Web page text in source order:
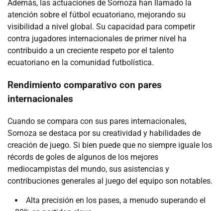
Además, las actuaciones de Sornoza han llamado la
atención sobre el fútbol ecuatoriano, mejorando su
visibilidad a nivel global. Su capacidad para competir
contra jugadores internacionales de primer nivel ha
contribuido a un creciente respeto por el talento
ecuatoriano en la comunidad futbolística.
Rendimiento comparativo con pares
internacionales
Cuando se compara con sus pares internacionales,
Sornoza se destaca por su creatividad y habilidades de
creación de juego. Si bien puede que no siempre iguale los
récords de goles de algunos de los mejores
mediocampistas del mundo, sus asistencias y
contribuciones generales al juego del equipo son notables.
Alta precisión en los pases, a menudo superando el